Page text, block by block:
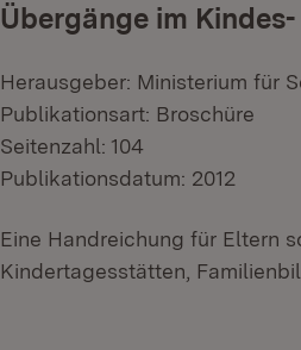
Übergänge im
Herausgeber: Ministerium für
Publikationsart: Broschüre
Seitenzahl: 104
Publikationsdatum: 2012
Eine Handreichung für Eltern
Kindertagesstätten,